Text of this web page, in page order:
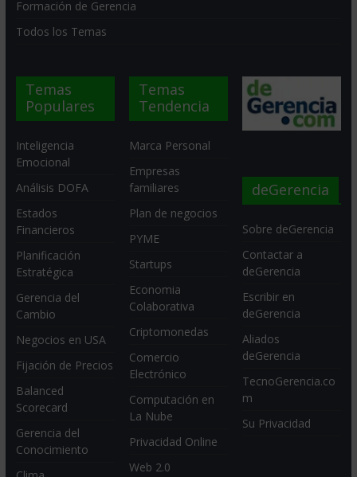
Formación de Gerencia
Todos los Temas
Temas
Populares
Inteligencia
Emocional
Análisis DOFA
Estados
Financieros
Planificación
Estratégica
Gerencia del
Cambio
Negocios en USA
Fijación de Precios
Balanced
Scorecard
Gerencia del
Conocimiento
Temas
Tendencia
Marca Personal
Empresas
familiares
Plan de negocios
PYME
Startups
Economia
Colaborativa
Criptomonedas
Comercio
Electrónico
Computación en
La Nube
Privacidad Online
Web 2.0
deGerencia
Sobre deGerencia
Contactar a
deGerencia
Escribir en
deGerencia
Aliados
deGerencia
TecnoGerencia.co
m
Su Privacidad